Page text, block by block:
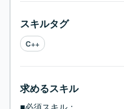
スキルタグ
C++
求めるスキル
■必須スキル：